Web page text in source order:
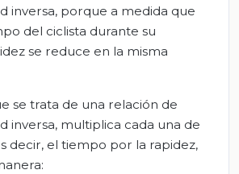
inversa, porque a medida que
del ciclista durante su
se reduce en la misma
se trata de una relación de
inversa, multiplica cada una de
decir, el tiempo por la rapidez,